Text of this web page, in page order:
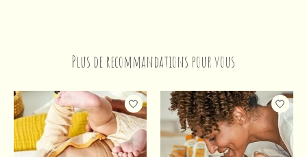
Plus de recommandations pour vous
Articles du carrousel de produits